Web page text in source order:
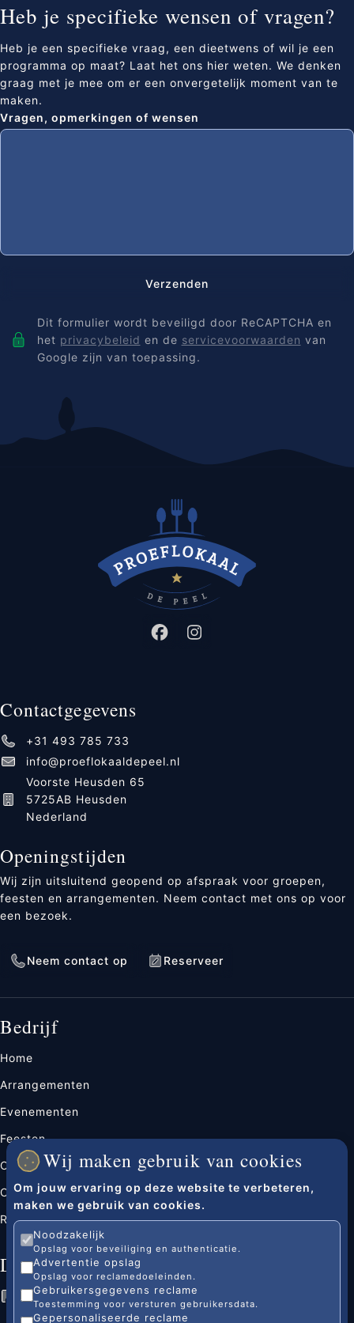
Wij maken gebruik van cookies
Om jouw ervaring op deze website te verbeteren,
maken we gebruik van cookies.
Noodzakelijk
Opslag voor beveiliging en authenticatie.
Advertentie opslag
Opslag voor reclamedoeleinden.
Gebruikersgegevens reclame
Toestemming voor versturen gebruikersdata.
Gepersonaliseerde reclame
Heb je specifieke wensen of vragen?
Heb je een specifieke vraag, een dieetwens of wil je een
programma op maat? Laat het ons hier weten. We denken
graag met je mee om er een onvergetelijk moment van te
maken.
Vragen, opmerkingen of wensen
Verzenden
Dit formulier wordt beveiligd door ReCAPTCHA en
het privacybeleid en de servicevoorwaarden van
Google zijn van toepassing.
Contactgegevens
+31 493 785 733
info@proeflokaaldepeel.nl
Voorste Heusden 65
5725AB Heusden
Nederland
Openingstijden
Wij zijn uitsluitend geopend op afspraak voor groepen,
feesten en arrangementen. Neem contact met ons op voor
een bezoek.
Neem contact op Reserveer
Bedrijf
Home
Arrangementen
Evenementen
Feesten
Over ons
Contact
Reserveren
Documenten
Algemene voorwaarden